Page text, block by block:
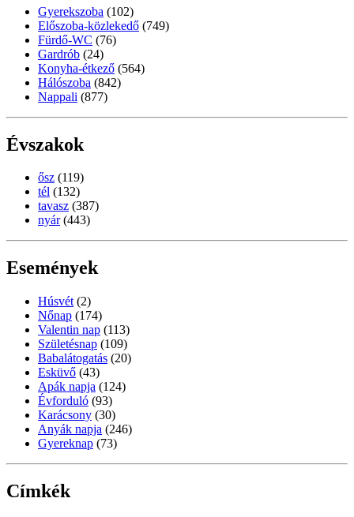
Gyerekszoba (102)
Előszoba-közlekedő (749)
Fürdő-WC (76)
Gardrób (24)
Konyha-étkező (564)
Hálószoba (842)
Nappali (877)
Évszakok
ősz (119)
tél (132)
tavasz (387)
nyár (443)
Események
Húsvét (2)
Nőnap (174)
Valentin nap (113)
Születésnap (109)
Babalátogatás (20)
Esküvő (43)
Apák napja (124)
Évforduló (93)
Karácsony (30)
Anyák napja (246)
Gyereknap (73)
Címkék